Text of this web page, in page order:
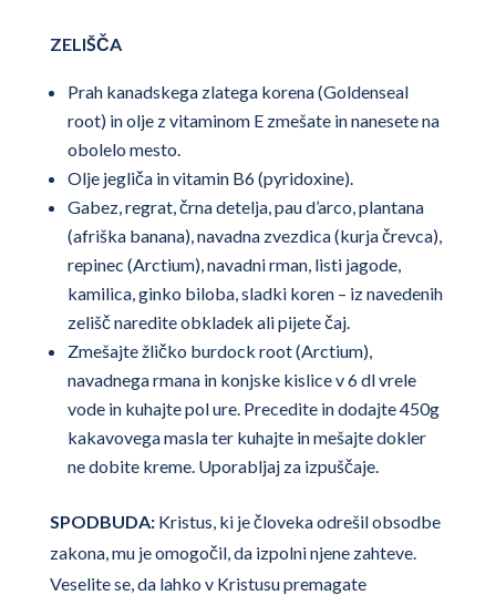
ZELIŠČA
Prah kanadskega zlatega korena (Goldenseal
root) in olje z vitaminom E zmešate in nanesete na
obolelo mesto.
Olje jegliča in vitamin B6 (pyridoxine).
Gabez, regrat, črna detelja, pau d’arco, plantana
(afriška banana), navadna zvezdica (kurja črevca),
repinec (Arctium), navadni rman, listi jagode,
kamilica, ginko biloba, sladki koren – iz navedenih
zelišč naredite obkladek ali pijete čaj.
Zmešajte žličko burdock root (Arctium),
navadnega rmana in konjske kislice v 6 dl vrele
vode in kuhajte pol ure. Precedite in dodajte 450g
kakavovega masla ter kuhajte in mešajte dokler
ne dobite kreme. Uporabljaj za izpuščaje.
SPODBUDA:Kristus, ki je človeka odrešil obsodbe
zakona, mu je omogočil, da izpolni njene zahteve.
Veselite se, da lahko v Kristusu premagate